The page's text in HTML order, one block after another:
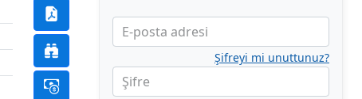
E-posta adresi
Şifre
Şifreyi mi unuttunuz?